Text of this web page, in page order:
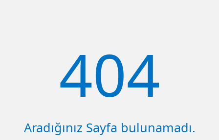
40​4
​Aradığınız Sayfa bulunamadı.